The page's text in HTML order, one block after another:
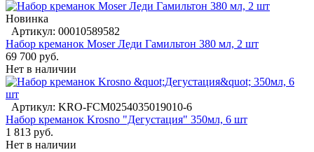
Новинка
Артикул: 00010589582
Набор креманок Moser Леди Гамильтон 380 мл, 2 шт
69 700 руб.
Нет в наличии
Артикул: KRO-FCM0254035019010-6
Набор креманок Krosno "Дегустация" 350мл, 6 шт
1 813 руб.
Нет в наличии